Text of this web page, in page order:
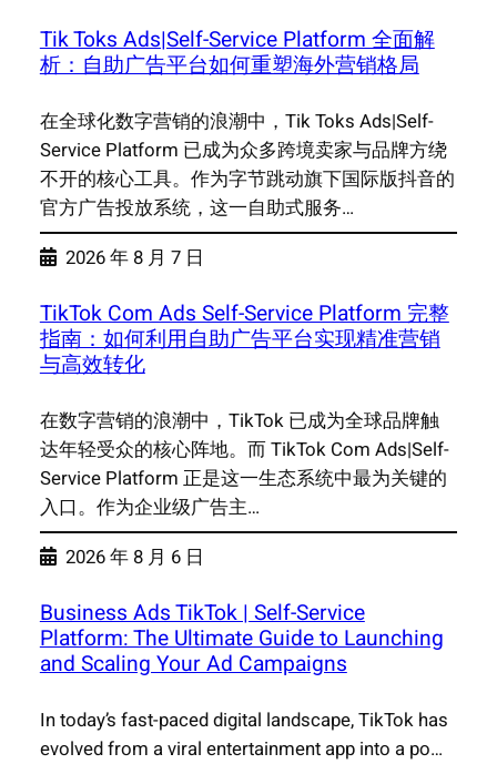
Tik Toks Ads|Self-Service Platform 全面解
析：自助广告平台如何重塑海外营销格局
在全球化数字营销的浪潮中，Tik Toks Ads|Self-
Service Platform 已成为众多跨境卖家与品牌方绕
不开的核心工具。作为字节跳动旗下国际版抖音的
官方广告投放系统，这一自助式服务…
2026 年 8 月 7 日
TikTok Com Ads Self-Service Platform 完整
指南：如何利用自助广告平台实现精准营销
与高效转化
在数字营销的浪潮中，TikTok 已成为全球品牌触
达年轻受众的核心阵地。而 TikTok Com Ads|Self-
Service Platform 正是这一生态系统中最为关键的
入口。作为企业级广告主…
2026 年 8 月 6 日
Business Ads TikTok | Self-Service
Platform: The Ultimate Guide to Launching
and Scaling Your Ad Campaigns
In today’s fast-paced digital landscape, TikTok has
evolved from a viral entertainment app into a po…